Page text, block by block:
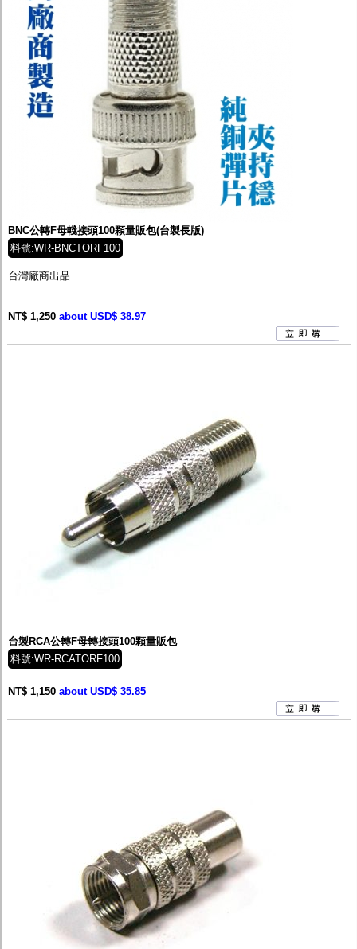
BNC公轉F母輚接頭100顆量販包(台製長版)
料號:WR-BNCTORF100
台灣廠商出品
NT$ 1,250 about USD$ 38.97
台製RCA公轉F母轉接頭100顆量販包
料號:WR-RCATORF100
NT$ 1,150 about USD$ 35.85